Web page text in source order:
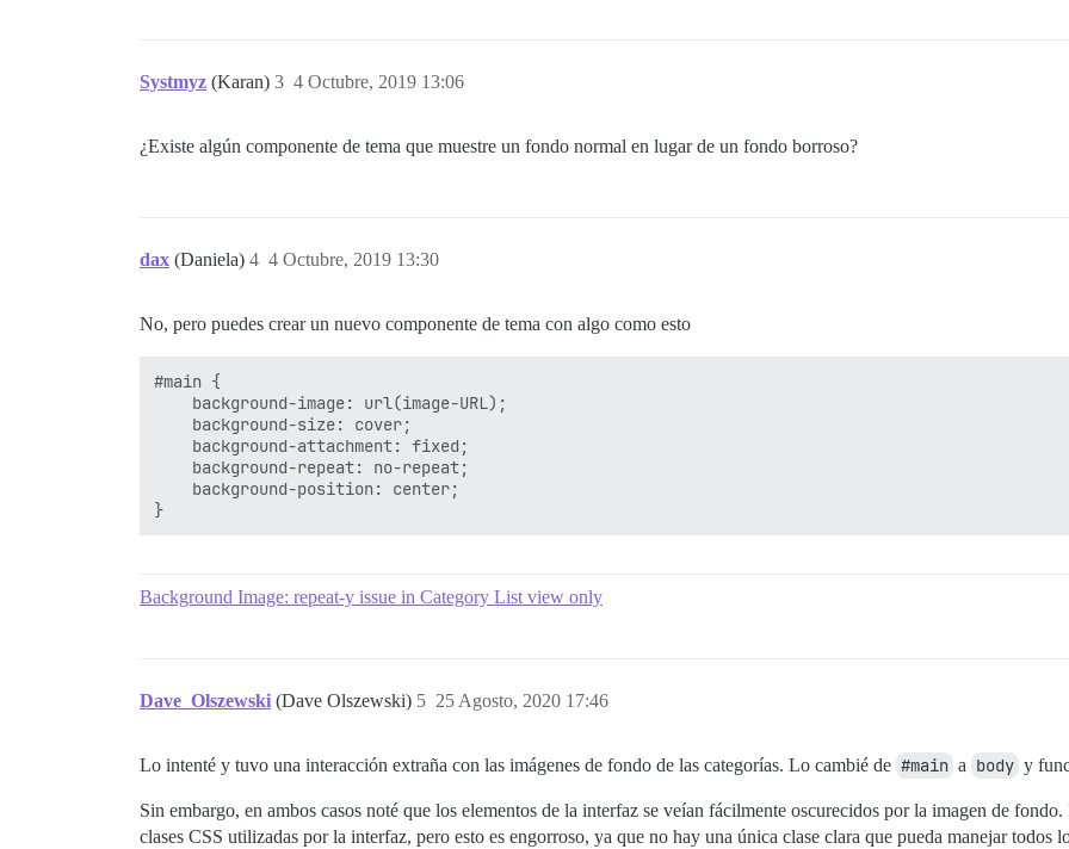
Systmyz (Karan) 4 Octubre, 2019 13:06
3
¿Existe algún componente de tema que muestre un fondo normal en lugar de un fondo borroso?
dax (Daniela) 4 Octubre, 2019 13:30
4
No, pero puedes crear un nuevo componente de tema con algo como esto
#main {
    background-image: url(image-URL);
    background-size: cover;
    background-attachment: fixed;
    background-repeat: no-repeat;
    background-position: center;
Background Image: repeat-y issue in Category List view only
Dave_Olszewski (Dave Olszewski) 25 Agosto, 2020 17:46
5
Lo intenté y tuvo una interacción extraña con las imágenes de fondo de las categorías. Lo cambié de #main a body y
Sin embargo, en ambos casos noté que los elementos de la interfaz se veían fácilmente oscurecidos por la imagen de
clases CSS utilizadas por la interfaz, pero esto es engorroso, ya que no hay una única clase clara que pueda manejar todos